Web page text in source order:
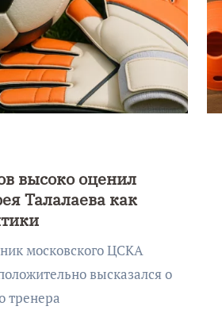
высоко оценил
Талалаева как
высказался о
тренера
Фотокадры, как
Калининград
завалило после
снежного бурана